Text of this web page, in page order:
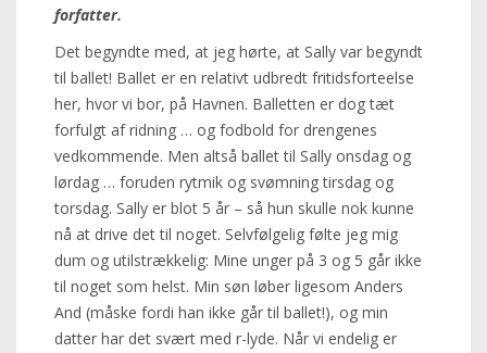
forfatter.
Det begyndte med, at jeg hørte, at Sally var begyndt
til ballet! Ballet er en relativt udbredt fritidsforteelse
her, hvor vi bor, på Havnen. Balletten er dog tæt
forfulgt af ridning … og fodbold for drengenes
vedkommende. Men altså ballet til Sally onsdag og
lørdag … foruden rytmik og svømning tirsdag og
torsdag. Sally er blot 5 år – så hun skulle nok kunne
nå at drive det til noget. Selvfølgelig følte jeg mig
dum og utilstrækkelig: Mine unger på 3 og 5 går ikke
til noget som helst. Min søn løber ligesom Anders
And (måske fordi han ikke går til ballet!), og min
datter har det svært med r-lyde. Når vi endelig er